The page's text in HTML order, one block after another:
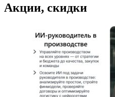
Акции, скидки